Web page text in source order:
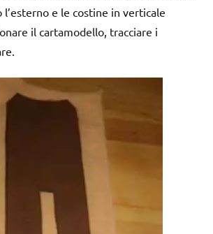
l’esterno e le costine in verticale
il cartamodello, tracciare i